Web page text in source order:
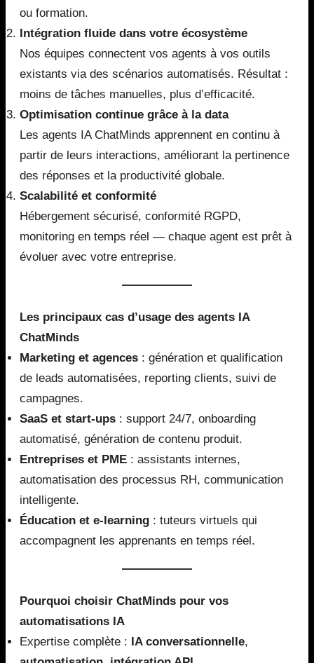
ou formation.
Intégration fluide dans votre écosystème
Nos équipes connectent vos agents à vos outils
existants via des scénarios automatisés. Résultat :
moins de tâches manuelles, plus d’efficacité.
Optimisation continue grâce à la data
Les agents IA ChatMinds apprennent en continu à
partir de leurs interactions, améliorant la pertinence
des réponses et la productivité globale.
Scalabilité et conformité
Hébergement sécurisé, conformité RGPD,
monitoring en temps réel — chaque agent est prêt à
évoluer avec votre entreprise.
Les principaux cas d’usage des agents IA
ChatMinds
Marketing et agences : génération et qualification
de leads automatisées, reporting clients, suivi de
campagnes.
SaaS et start-ups : support 24/7, onboarding
automatisé, génération de contenu produit.
Entreprises et PME : assistants internes,
automatisation des processus RH, communication
intelligente.
Éducation et e-learning : tuteurs virtuels qui
accompagnent les apprenants en temps réel.
Pourquoi choisir ChatMinds pour vos
automatisations IA
Expertise complète : IA conversationnelle,